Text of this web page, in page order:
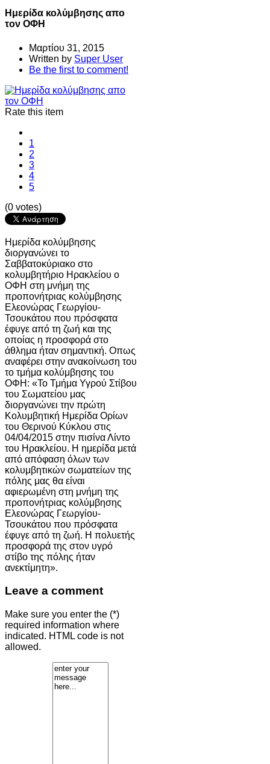
Ημερίδα κολύμβησης απο
τον ΟΦΗ
Μαρτίου 31, 2015
Written by Super User
Be the first to comment!
Rate this item
1
2
3
4
5
(0 votes)
Ημερίδα κολύμβησης
διοργανώνει το
Σαββατοκύριακο στο
κολυμβητήριο Ηρακλείου ο
ΟΦΗ στη μνήμη της
προπονήτριας κολύμβησης
Ελεονώρας Γεωργίου-
Τσουκάτου που πρόσφατα
έφυγε από τη ζωή και της
οποίας η προσφορά στο
άθλημα ήταν σημαντική. Οπως
αναφέρει στην ανακοίνωση του
το τμήμα κολύμβησης του
ΟΦΗ: «Το Τμήμα Υγρού Στίβου
του Σωματείου μας
διοργανώνει την πρώτη
Κολυμβητική Ημερίδα Ορίων
του Θερινού Κύκλου στις
04/04/2015 στην πισίνα Λίντο
του Ηρακλείου. Η ημερίδα μετά
από απόφαση όλων των
κολυμβητικών σωματείων της
πόλης μας θα είναι
αφιερωμένη στη μνήμη της
προπονήτριας κολύμβησης
Ελεονώρας Γεωργίου-
Τσουκάτου που πρόσφατα
έφυγε από τη ζωή. Η πολυετής
προσφορά της στον υγρό
στίβο της πόλης ήταν
ανεκτίμητη».
Leave a comment
Make sure you enter the (*)
required information where
indicated. HTML code is not
allowed.